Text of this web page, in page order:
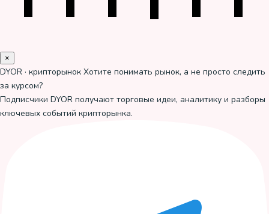
×
DYOR · крипторынок Хотите понимать рынок, а не просто следить
за курсом?
Подписчики DYOR получают торговые идеи, аналитику и разборы
ключевых событий крипторынка.